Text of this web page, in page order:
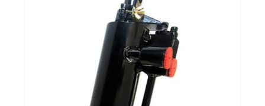
EP-MEZ504/55/016
válec
Ukázat více >>